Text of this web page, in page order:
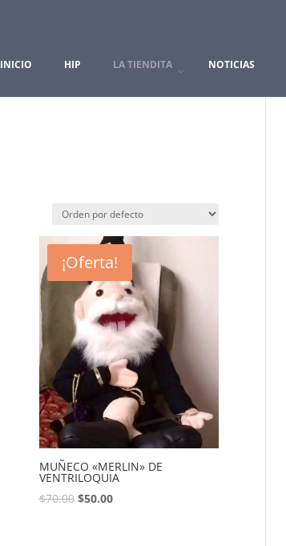
INICIO HIP LA TIENDITA NOTICIAS
¡Oferta!
MUÑECO «MERLIN» DE
VENTRILOQUIA
$70.00 $50.00